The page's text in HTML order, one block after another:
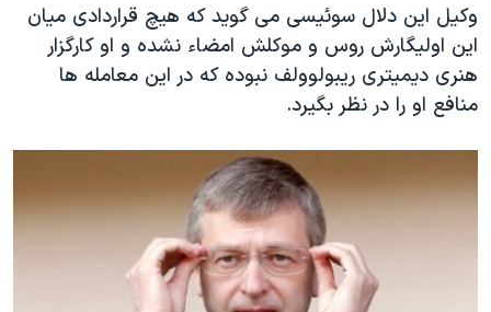
وکیل این دلال سوئیسی می گوید که هیچ قراردادی میان
این اولیگارش روس و موکلش امضاء نشده و او کارگزار
هنری دیمیتری ریبولوولف نبوده که در این معامله ها
منافع او را در نظر بگیرد.